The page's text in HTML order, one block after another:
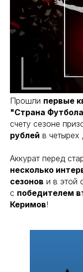
Прошли первые
"Страна
счету сезоне
рублей в четырех
Аккурат перед
несколько
сезонов и в этой
с победителем
Керимов!